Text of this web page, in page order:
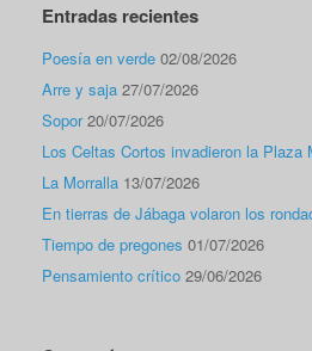
Entradas recientes
Poesía en verde 02/08/2026
Arre y saja 27/07/2026
Sopor 20/07/2026
Los Celtas Cortos invadieron la Plaza
La Morralla 13/07/2026
En tierras de Jábaga volaron los
Tiempo de pregones 01/07/2026
Pensamiento crítico 29/06/2026